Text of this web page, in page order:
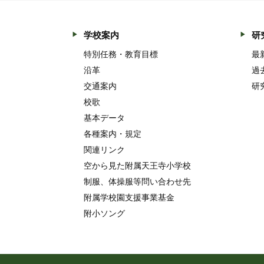
学校案内
特別任務・教育目標
沿革
交通案内
校歌
基本データ
各種案内・規定
関連リンク
空から見た附属天王寺小学校
制服、体操服等問い合わせ先
附属学校園支援事業基金
附小ソング
研
最
過
研